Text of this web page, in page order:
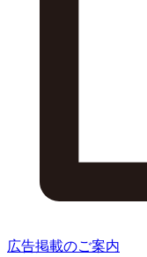
広告掲載のご案内